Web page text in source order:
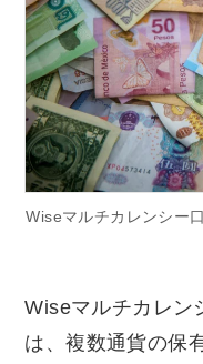
Wiseマルチカレンシー
Wiseマルチカレン
は、複数通貨の保